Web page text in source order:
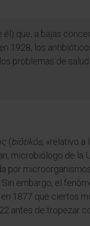
él) que, a bajas
en 1928, los
problemas de
(biōtikós, «relativo a
microbiólogo de la
por
embargo, el
1877 que ciertos
antes de tropezar